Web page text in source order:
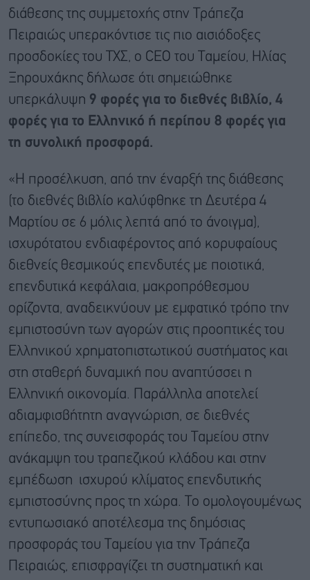
διάθεσης της συμμετοχής στην Τράπεζα
Πειραιώς υπερακόντισε τις πιο αισιόδοξες
προσδοκίες του ΤΧΣ, ο CEO του Ταμείου, Ηλίας
Ξηρουχάκης δήλωσε ότι σημειώθηκε
υπερκάλυψη 9 φορές για το διεθνές βιβλίο, 4
φορές για το Ελληνικό ή περίπου 8 φορές για
τη συνολική προσφορά.
«Η προσέλκυση, από την έναρξή της διάθεσης
(το διεθνές βιβλίο καλύφθηκε τη Δευτέρα 4
Μαρτίου σε 6 μόλις λεπτά από το άνοιγμα),
ισχυρότατου ενδιαφέροντος από κορυφαίους
διεθνείς θεσμικούς επενδυτές με ποιοτικά,
επενδυτικά κεφάλαια, μακροπρόθεσμου
ορίζοντα, αναδεικνύουν με εμφατικό τρόπο την
εμπιστοσύνη των αγορών στις προοπτικές του
Ελληνικού χρηματοπιστωτικού συστήματος και
στη σταθερή δυναμική που αναπτύσσει η
Ελληνική οικονομία. Παράλληλα αποτελεί
αδιαμφισβήτητη αναγνώριση, σε διεθνές
επίπεδο, της συνεισφοράς του Ταμείου στην
ανάκαμψη του τραπεζικού κλάδου και στην
εμπέδωση ισχυρού κλίματος επενδυτικής
εμπιστοσύνης προς τη χώρα. Το ομολογουμένως
εντυπωσιακό αποτέλεσμα της δημόσιας
προσφοράς του Ταμείου για την Τράπεζα
Πειραιώς, επισφραγίζει τη συστηματική και